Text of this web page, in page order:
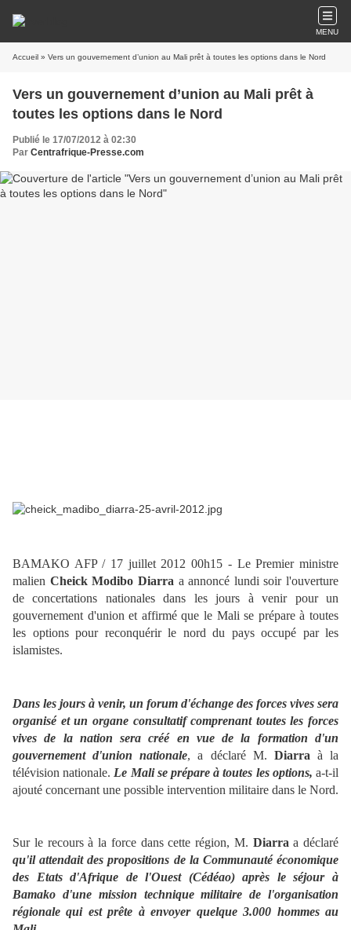
MENU
Accueil » Vers un gouvernement d’union au Mali prêt à toutes les options dans le Nord
Vers un gouvernement d’union au Mali prêt à
toutes les options dans le Nord
Publié le 17/07/2012 à 02:30
Par Centrafrique-Presse.com
BAMAKO AFP / 17 juillet 2012 00h15 - Le Premier ministre
malien Cheick Modibo Diarra a annoncé lundi soir l'ouverture
de concertations nationales dans les jours à venir pour un
gouvernement d'union et affirmé que le Mali se prépare à toutes
les options pour reconquérir le nord du pays occupé par les
islamistes.
Dans les jours à venir, un forum d'échange des forces vives sera
organisé et un organe consultatif comprenant toutes les forces
vives de la nation sera créé en vue de la formation d'un
gouvernement d'union nationale, a déclaré M. Diarra à la
télévision nationale. Le Mali se prépare à toutes les options, a-t-il
ajouté concernant une possible intervention militaire dans le Nord.
Sur le recours à la force dans cette région, M. Diarra a déclaré
qu'il attendait des propositions de la Communauté économique
des Etats d'Afrique de l'Ouest (Cédéao) après le séjour à
Bamako d'une mission technique militaire de l'organisation
régionale qui est prête à envoyer quelque 3.000 hommes au